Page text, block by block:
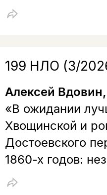
199 НЛО (3/
Алексей
«В ожидании
Хвощинской и
Достоевского
1860-х годов: